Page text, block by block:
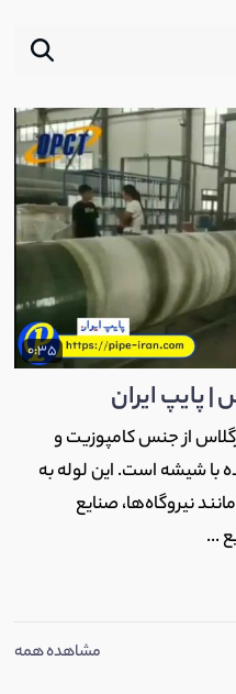
0:35
| پایپ ایران
از جنس کامپوزیت و
با شیشه است. این لوله به
نیروگاه‌ها، صنایع
...
مشاهده همه